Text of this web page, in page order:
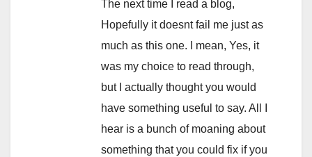
The next time I read a blog,
Hopefully it doesnt fail me just as
much as this one. I mean, Yes, it
was my choice to read through,
but I actually thought you would
have something useful to say. All I
hear is a bunch of moaning about
something that you could fix if you